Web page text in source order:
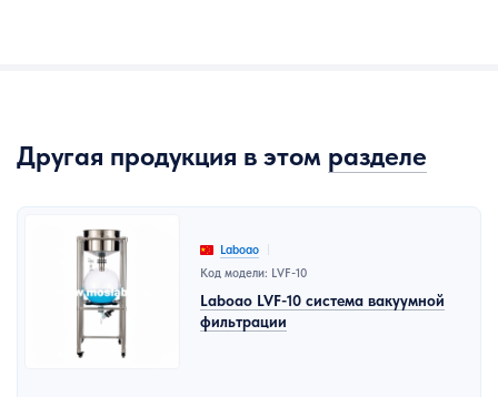
Другая продукция в этом разделе
Laboao
Код модели: LVF-10
Laboao LVF-10 система вакуумной
фильтрации